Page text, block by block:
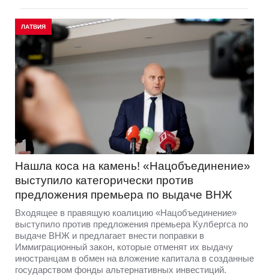
ЛАТВИЯ
Нашла коса на камень! «Нацобъединение»
выступило категорически против
предложения премьера по выдаче ВНЖ
Входящее в правящую коалицию «Нацобъединение»
выступило против предложения премьера Кулбергса по
выдаче ВНЖ и предлагает внести поправки в
Иммиграционный закон, которые отменят их выдачу
иностранцам в обмен на вложение капитала в созданные
государством фонды альтернативных инвестиций.